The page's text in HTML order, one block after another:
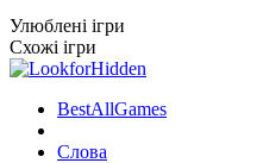
Улюблені ігри
Схожі ігри
BestAllGames
Слова